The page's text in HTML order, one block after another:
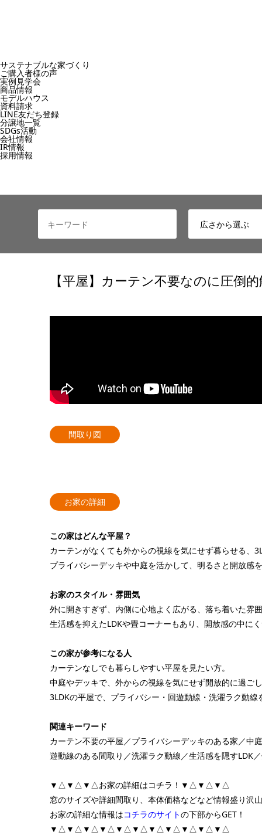
サステナブルな家づくり
ご購入者様の声
実例見学会
商品情報
モデルハウス
資料請求
LINE友だち登録
分譲地一覧
SDGs活動
会社情報
IR情報
採用情報
【平屋】カーテン不要なのに圧倒
間取り図
お家の詳細
この家はどんな平屋？
カーテンがなくても外からの視線を気にせず暮らせる、
プライバシーデッキや中庭を活かして、明るさと開放感
お家のスタイル・雰囲気
外に開きすぎず、内側に心地よく広がる、落ち着いた雰
生活感を抑えたLDKや畳コーナーもあり、開放感の中に
この家が参考になる人
カーテンなしでも暮らしやすい平屋を見たい方。
中庭やデッキで、外からの視線を気にせず開放的に過ご
3LDKの平屋で、プライバシー・回遊動線・洗濯ラク動線
関連キーワード
カーテン不要の平屋／プライバシーデッキのある家／中
遊動線のある間取り／洗濯ラク動線／生活感を隠すLDK
▼△▼△▼△お家の詳細はコチラ！▼△▼△▼△
窓のサイズや詳細間取り、本体価格などなど情報盛り沢
お家の詳細な情報はコチラのサイトの下部からGET！
▼△▼△▼△▼△▼△▼△▼△▼△▼△▼△▼△